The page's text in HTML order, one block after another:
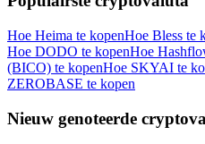
Hoe Heima te kopenHoe Bless te
Hoe DODO te kopenHoe
(BICO) te kopenHoe SKYAI te
ZEROBASE te kopen
Nieuw genoteerde